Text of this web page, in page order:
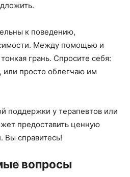
к поведению,
Между помощью и
грань. Спросите себя:
просто облегчаю им
поддержки у терапевтов или
предоставить ценную
Вы справитесь!
вопросы